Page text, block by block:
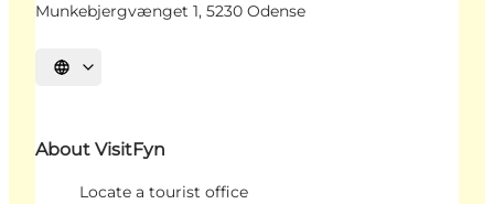
Munkebjergvænget 1, 5230 Odense
Select language
About VisitFyn
Locate a tourist office